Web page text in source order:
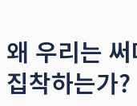
왜 우리는
집착하는가?